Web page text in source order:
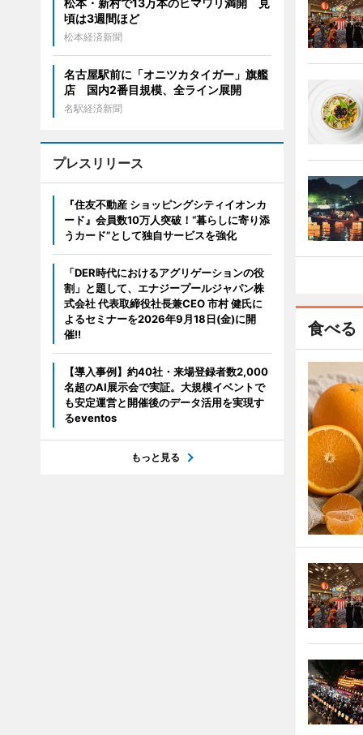
食べる
松本・新村で13万本のヒマワリ満開 見
頃は3週間ほど
松本経済新聞
名古屋駅前に「オニツカタイガー」旗艦
店 国内2番目規模、全ライン展開
名駅経済新聞
プレスリリース
『住友不動産 ショッピングシティイオンカ
ード』会員数10万人突破！“暮らしに寄り添
うカード”として独自サービスを強化
「DER時代におけるアグリゲーションの役
割」と題して、エナジープールジャパン株
式会社 代表取締役社長兼CEO 市村 健氏に
よるセミナーを2026年9月18日(金)に開
催!!
【導入事例】約40社・来場登録者数2,000
名超のAI展示会で実証。大規模イベントで
も安定運営と開催後のデータ活用を実現す
るeventos
もっと見る